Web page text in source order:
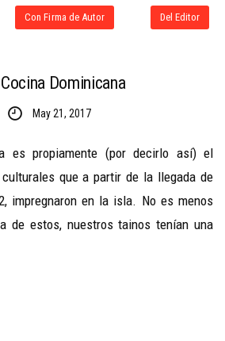
Con Firma de Autor Del Editor
Dominicana
May 21, 2017
es propiamente (por decirlo así) el
que a partir de la llegada de
impregnaron en la isla. No es menos
de estos, nuestros tainos tenían una